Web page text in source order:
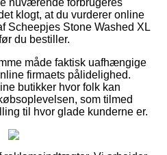
klogt, at du vurderer online
Scheepjes Stone Washed XL
du bestiller.
måde faktisk uafhængige
firmaets pålidelighed.
butikker hvor folk kan
som tilmed
til hvor glade kunderne er.